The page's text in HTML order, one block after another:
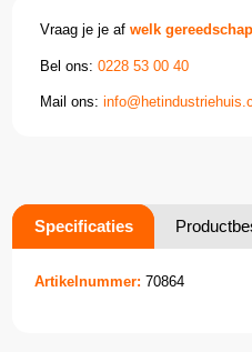
Vraag je je afwelk gereedschap
Bel ons:0228 53 00 40
Mail ons:
Specificaties
Artikelnummer: 70864